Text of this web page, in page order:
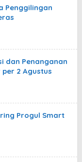
Penggilingan
dan Penanganan
2 Agustus
Progul Smart